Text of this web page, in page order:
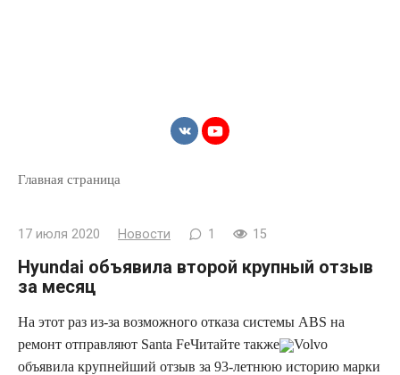
Главная страница
17 июля 2020 Новости 1 15
Hyundai объявила второй крупный отзыв
за месяц
На этот раз из-за возможного отказа системы ABS на
ремонт отправляют Santa FeЧитайте также
Volvo
объявила крупнейший отзыв за 93-летнюю историю марки